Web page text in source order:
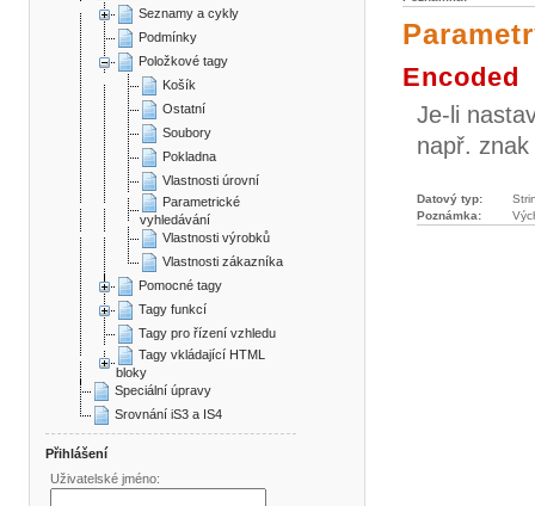
Seznamy a cykly
Podmínky
Položkové tagy
Košík
Ostatní
Soubory
Pokladna
Vlastnosti úrovní
Parametrické
vyhledávání
Vlastnosti výrobků
Vlastnosti zákazníka
Pomocné tagy
Tagy funkcí
Tagy pro řízení vzhledu
Tagy vkládající HTML
bloky
Speciální úpravy
Srovnání iS3 a IS4
Přihlášení
Uživatelské jméno:
Encoded
Je-li
např.
Datový typ:
Poznámka: